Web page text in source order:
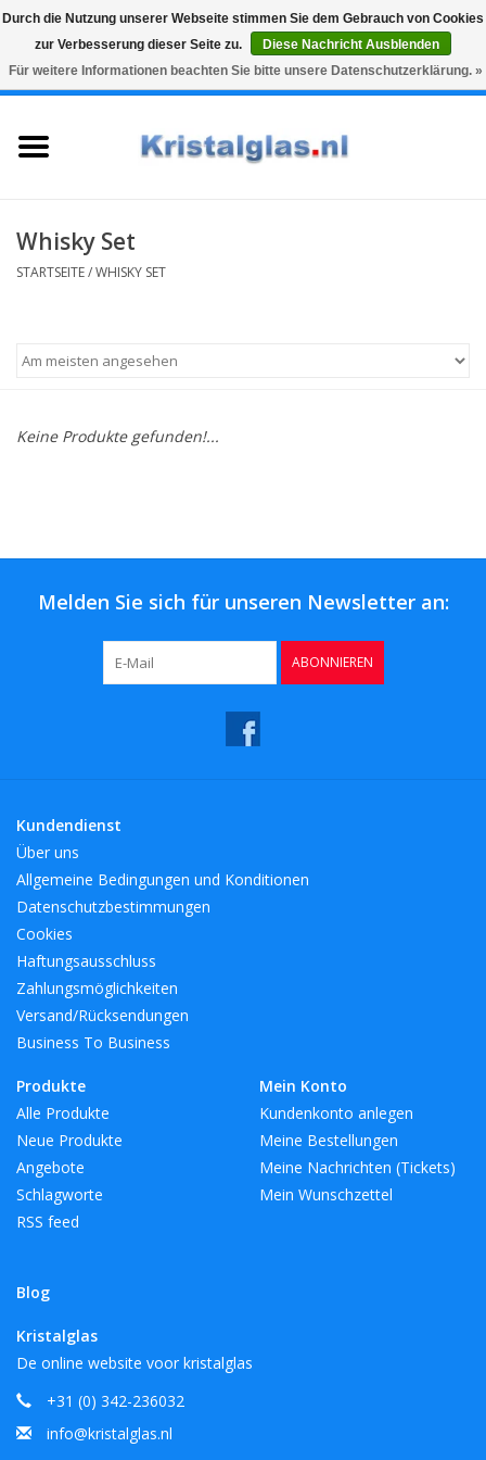
Snelle levering
Graveren
0 Artikel - €0,00
Karaffen
Geschenke
Bar & Wein
Whisky Set
STARTSEITE/WHISKY SET
Keine Produkte gefunden!...
Melden Sie sich für unseren Newsletter an:
ABONNIEREN
Kundendienst
Über uns
Allgemeine Bedingungen und Konditionen
Datenschutzbestimmungen
Cookies
Haftungsausschluss
Zahlungsmöglichkeiten
Versand/Rücksendungen
Business To Business
Produkte
Alle Produkte
Neue Produkte
Angebote
Schlagworte
RSS feed
Blog
Mein Konto
Kundenkonto anlegen
Meine Bestellungen
Meine Nachrichten (Tickets)
Mein Wunschzettel
Kristalglas
De online website voor kristalglas
+31 (0) 342-236032
info@kristalglas.nl
Durch die Nutzung unserer Webseite stimmen Sie dem Gebrauch von Cookies
zur Verbesserung dieser Seite zu.
Diese Nachricht Ausblenden
Für weitere Informationen beachten Sie bitte unsere Datenschutzerklärung. »